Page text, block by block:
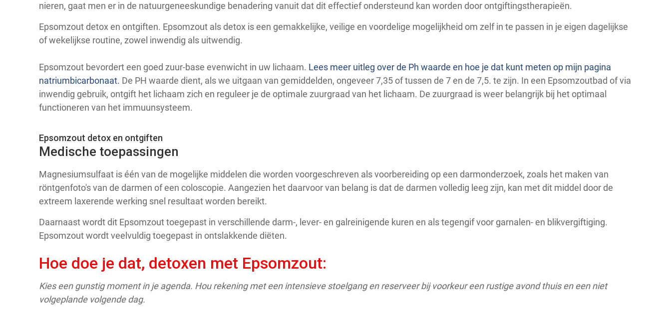
nieren, gaat men er in de natuurgeneeskundige benadering vanuit dat dit effectief ondersteund kan worden door ontgiftingstherapieën.
Epsomzout detox en ontgiften. Epsomzout als detox is een gemakkelijke, veilige en voordelige mogelijkheid om zelf in te passen in je eigen dagelijkse
of wekelijkse routine, zowel inwendig als uitwendig.
Epsomzout bevordert een goed zuur-base evenwicht in uw lichaam. Lees meer uitleg over de Ph waarde en hoe je dat kunt meten op mijn pagina
natriumbicarbonaat. De PH waarde dient, als we uitgaan van gemiddelden, ongeveer 7,35 of tussen de 7 en de 7,5. te zijn. In een Epsomzoutbad of via
inwendig gebruik, ontgift het lichaam zich en reguleer je de optimale zuurgraad van het lichaam. De zuurgraad is weer belangrijk bij het optimaal
functioneren van het immuunsysteem.
Epsomzout detox en ontgiften
Medische toepassingen
Magnesiumsulfaat is één van de mogelijke middelen die worden voorgeschreven als voorbereiding op een darmonderzoek, zoals het maken van
röntgenfoto's van de darmen of een coloscopie. Aangezien het daarvoor van belang is dat de darmen volledig leeg zijn, kan met dit middel door de
extreem laxerende werking snel resultaat worden bereikt.
Daarnaast wordt dit Epsomzout toegepast in verschillende darm-, lever- en galreinigende kuren en als tegengif voor garnalen- en blikvergiftiging.
Epsomzout wordt veelvuldig toegepast in ontslakkende diëten.
Hoe doe je dat, detoxen met Epsomzout:
Kies een gunstig moment in je agenda. Hou rekening met een intensieve stoelgang en reserveer bij voorkeur een rustige avond thuis en een niet
volgeplande volgende dag.